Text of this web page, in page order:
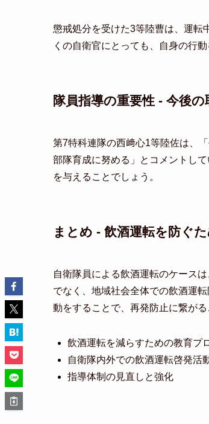
懲戒処分を受けた3等陸曹は、運転
くの自衛官にとっても、自身の行
隊員指導の重要性 - 今後
第7特科連隊の西﨑心1等陸佐は、
部隊育成に努める」とコメントし
を与えることでしょう。
まとめ - 飲酒運転を防ぐ
自衛隊員による飲酒運転のケース
でなく、地域社会全体での飲酒運
動をすることで、再発防止に繋がる
飲酒運転を減らすための教育プ
自衛隊内外での飲酒運転啓発活
指導体制の見直しと強化